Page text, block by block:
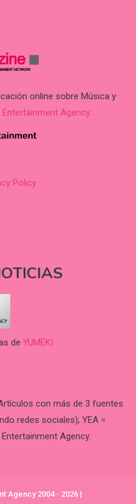
online sobre Música y
Entertainment Agency.
Policy
de YUMEKI
con más de 3 fuentes
redes sociales); YEA =
Agency.
Agency 2004 - 2026 |